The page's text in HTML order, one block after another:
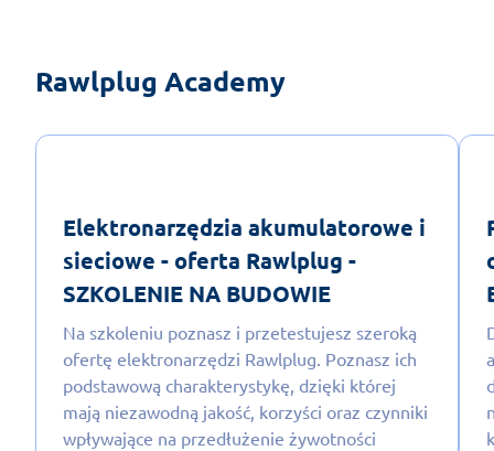
Rawlplug Academy
Elektronarzędzia akumulatorowe i
sieciowe - oferta Rawlplug -
SZKOLENIE NA BUDOWIE
Na szkoleniu poznasz i przetestujesz szeroką
ofertę elektronarzędzi Rawlplug. Poznasz ich
podstawową charakterystykę, dzięki której
mają niezawodną jakość, korzyści oraz czynniki
wpływające na przedłużenie żywotności